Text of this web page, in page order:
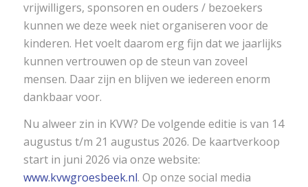
vrijwilligers, sponsoren en ouders / bezoekers
kunnen we deze week niet organiseren voor de
kinderen. Het voelt daarom erg fijn dat we jaarlijks
kunnen vertrouwen op de steun van zoveel
mensen. Daar zijn en blijven we iedereen enorm
dankbaar voor.
Nu alweer zin in KVW? De volgende editie is van 14
augustus t/m 21 augustus 2026. De kaartverkoop
start in juni 2026 via onze website:
www.kvwgroesbeek.nl. Op onze social media